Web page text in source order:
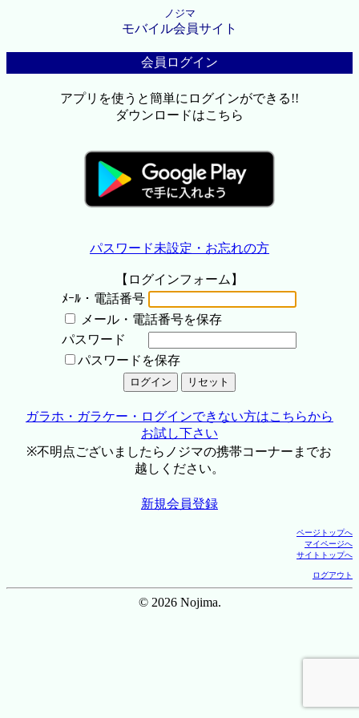
ノジマ
モバイル会員サイト
会員ログイン
アプリを使うと簡単にログインができる!!
ダウンロードはこちら
パスワード未設定・お忘れの方
【ログインフォーム】
ﾒｰﾙ・電話番号
メール・電話番号を保存
パスワード
パスワードを保存
ガラホ・ガラケー・ログインできない方はこちらから
お試し下さい
※不明点ございましたらノジマの携帯コーナーまでお
越しください。
新規会員登録
ページトップへ
マイページへ
サイトトップへ
ログアウト
© 2026 Nojima.